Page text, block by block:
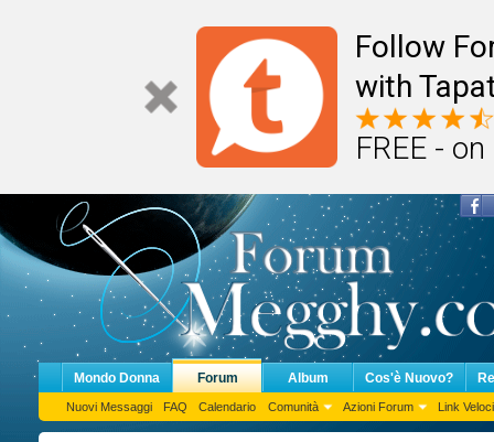
Follow
with
FREE -
Mondo Donna Forum
Nuovi Messaggi FAQ Calendario Comunità Azioni Forum Link Veloci
Album Cos'è Nuovo?